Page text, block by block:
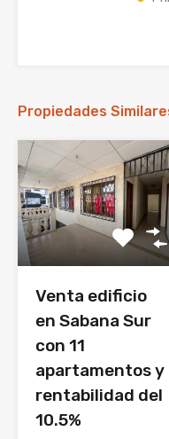
Propiedades
Venta edificio
en Sabana Sur
con 11
apartamentos y
rentabilidad del
10.5%